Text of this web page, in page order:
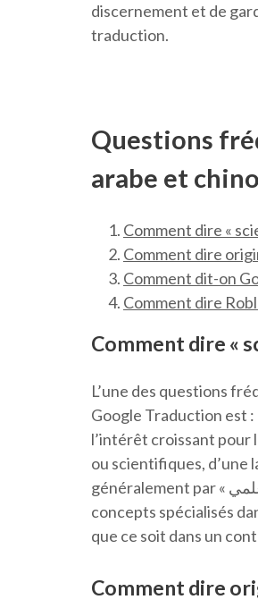
discernement et de
traduction.
Questions
arabe et
Comment dire «
Comment dire
Comment dit-on
Comment dire
Comment dire «
L’une des questions
Google Traduction est :
l’intérêt croissant pour
ou scientifiques, d’une
généralement par « علمي » (prononcé ‘ilmi’). Il est essentiel de savoir comment exprimer des
concepts spécialisés
que ce soit dans un
Comment dire